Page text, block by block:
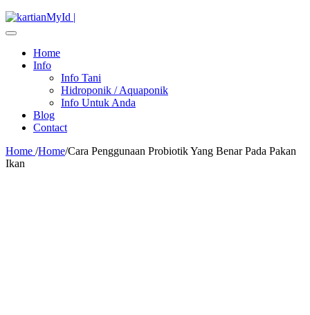
Home
Info
Info Tani
Hidroponik / Aquaponik
Info Untuk Anda
Blog
Contact
Home /Home/Cara Penggunaan Probiotik Yang Benar Pada Pakan
Ikan